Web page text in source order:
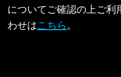
キ
ッ
についてご確認の上ご利
わせはこちら 。